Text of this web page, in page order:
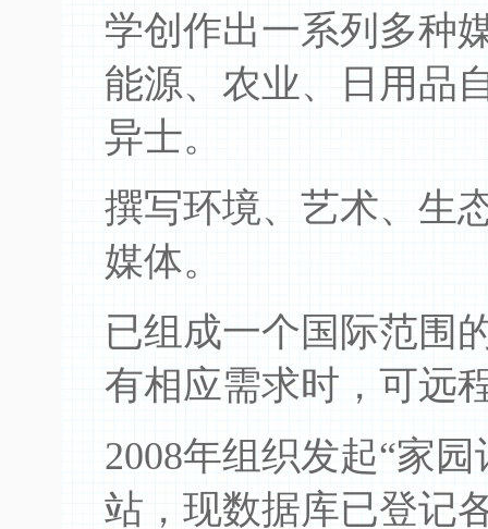
学创作出一系列多种
能源、农业、日用品
异士。
撰写环境、艺术、生
媒体。
已组成一个国际范围
有相应需求时，可远
2008年组织发起“家
站，现数据库已登记